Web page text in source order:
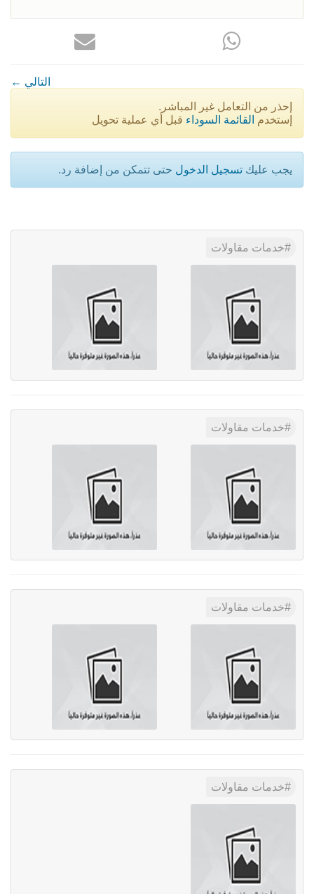
← التالي
إحذر من التعامل غير المباشر.
إستخدم القائمة السوداء قبل أي عملية تحويل
يجب عليك تسجيل الدخول حتى تتمكن من إضافة رد.
خدمات مقاولات
خدمات مقاولات
خدمات مقاولات
خدمات مقاولات